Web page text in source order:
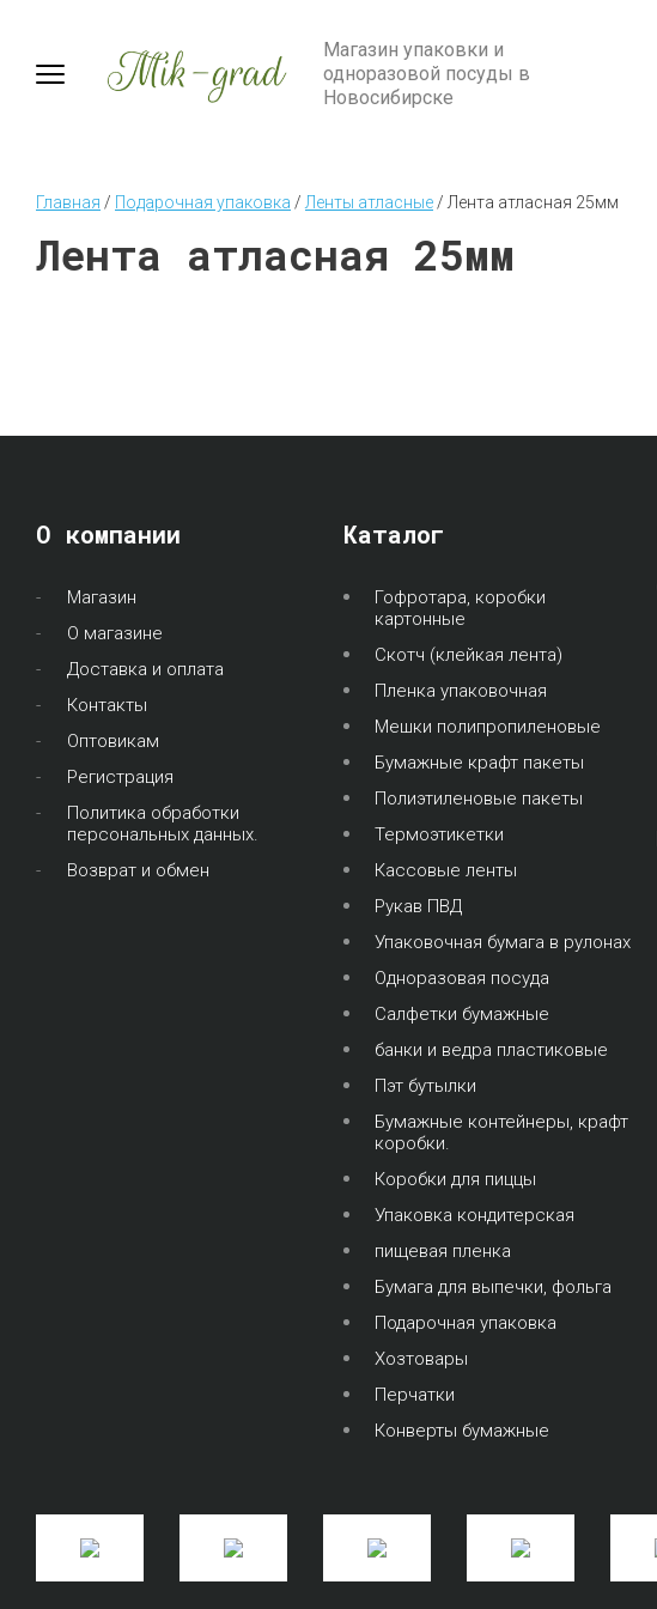
Магазин упаковки и
одноразовой посуды в
Новосибирске
Главная / Подарочная упаковка / Ленты атласные / Лента атласная 25мм
Лента атласная 25мм
О компании
Магазин
О магазине
Доставка и оплата
Контакты
Оптовикам
Регистрация
Политика обработки
персональных данных.
Возврат и обмен
Каталог
Гофротара, коробки
картонные
Скотч (клейкая лента)
Пленка упаковочная
Мешки полипропиленовые
Бумажные крафт пакеты
Полиэтиленовые пакеты
Термоэтикетки
Кассовые ленты
Рукав ПВД
Упаковочная бумага в рулонах
Одноразовая посуда
Салфетки бумажные
банки и ведра пластиковые
Пэт бутылки
Бумажные контейнеры, крафт
коробки.
Коробки для пиццы
Упаковка кондитерская
пищевая пленка
Бумага для выпечки, фольга
Подарочная упаковка
Хозтовары
Перчатки
Конверты бумажные